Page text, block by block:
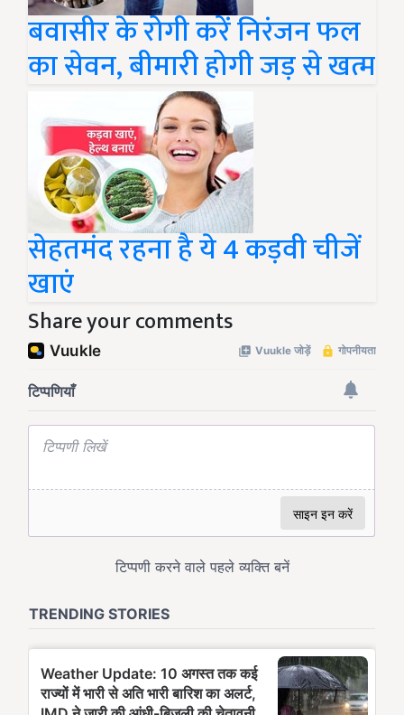
बवासीर के रोगी करें निरंजन फल
का सेवन, बीमारी होगी जड़ से खत्म
सेहतमंद रहना है ये 4 कड़वी चीजें
खाएं
Share your comments